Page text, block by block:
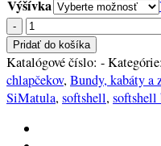
through
76.00€
Výšívka
množstvo
Softshell
bunda
-
doladíme
nohaviciam
Pridať do košíka
Katalógové číslo: -Kategórie:
chlapčekov, Bundy, kabáty a
SiMatula, softshell, softshell